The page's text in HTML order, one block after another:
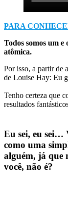
PARA
Todos somos um e
atômica.
Por isso, a partir de
de Louise Hay: Eu
Tenho certeza que
resultados
Eu sei, eu sei…
como uma
alguém, já que
você, não é?